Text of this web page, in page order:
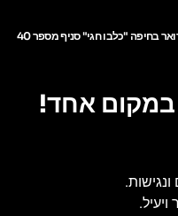
בחיפה "כלבו חגי" סניף מספר 40
במקום אחד!